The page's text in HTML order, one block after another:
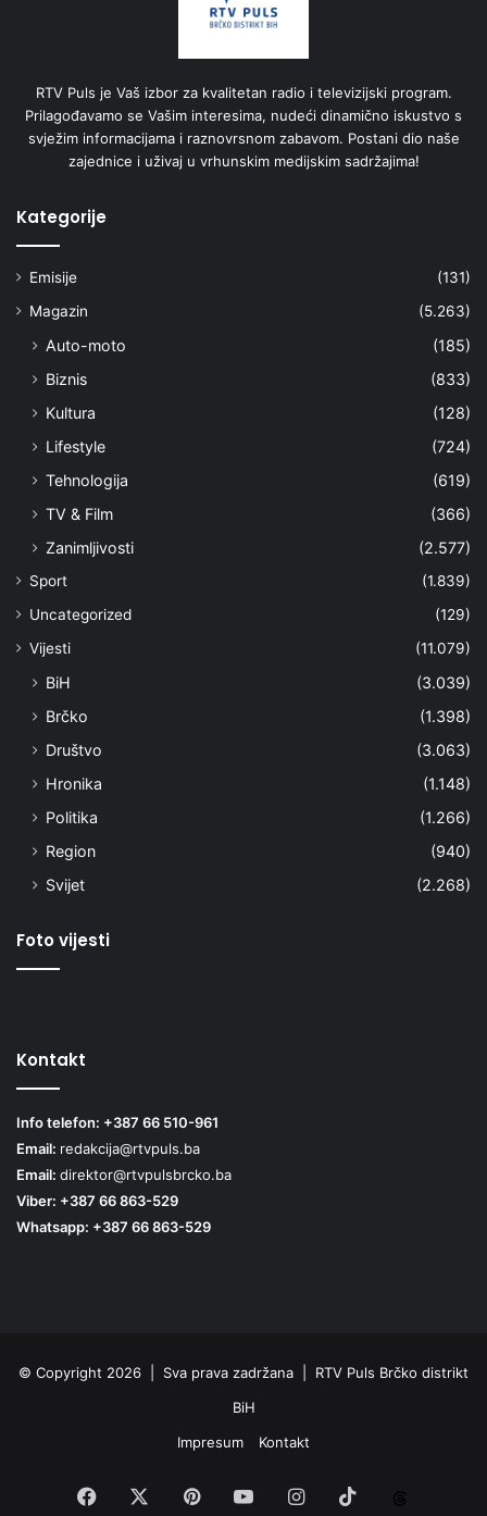
RTV Puls je Vaš izbor za kvalitetan radio i televizijski program.
Prilagođavamo se Vašim interesima, nudeći dinamično iskustvo s
svježim informacijama i raznovrsnom zabavom. Postani dio naše
zajednice i uživaj u vrhunskim medijskim sadržajima!
Kategorije
Emisije
(131)
Magazin
(5.263)
Auto-moto
(185)
Biznis
(833)
Kultura
(128)
Lifestyle
(724)
Tehnologija
(619)
TV & Film
(366)
Zanimljivosti
(2.577)
Sport
(1.839)
Uncategorized
(129)
Vijesti
(11.079)
BiH
(3.039)
Brčko
(1.398)
Društvo
(3.063)
Hronika
(1.148)
Politika
(1.266)
Region
(940)
Svijet
(2.268)
Foto vijesti
Kontakt
Info telefon: +387 66 510-961
Email: redakcija@rtvpuls.ba
Email: direktor@rtvpulsbrcko.ba
Viber: +387 66 863-529
Whatsapp: +387 66 863-529
© Copyright 2026 | Sva prava zadržana | RTV Puls Brčko distrikt
BiH
Impresum
Kontakt
Facebook PinterestYouTubeInstagram
TikTok